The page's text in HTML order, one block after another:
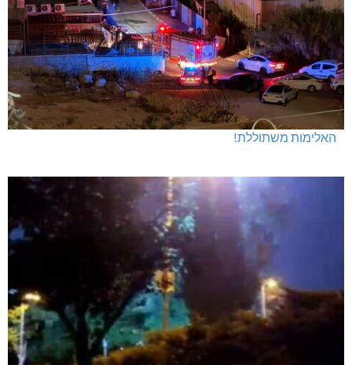
האלימות משתוללת!